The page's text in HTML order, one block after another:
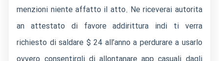
menzioni niente affatto il atto. Ne riceverai autorita
an attestato di favore addirittura indi ti verra
richiesto di saldare $ 24 all’anno a perdurare a usarlo